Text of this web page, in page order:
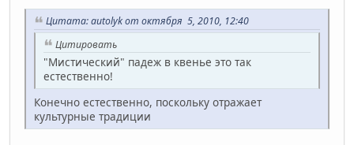
Цитата: autolyk от октября 5, 2010, 12:40
Цитировать
"Мистический" падеж в квенье это так
естественно!
Конечно естественно, поскольку отражает
культурные традиции